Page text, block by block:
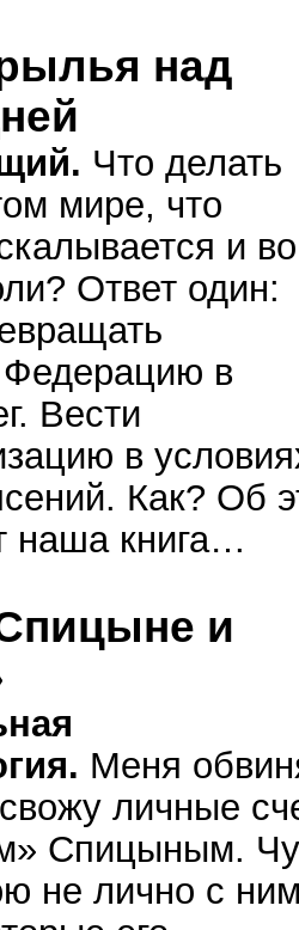
над
Что делать
мире, что
и
Ответ один:
в
Вести
в
Как? Об
наша книга…
и
Меня
личные
Спицыным.
не лично с